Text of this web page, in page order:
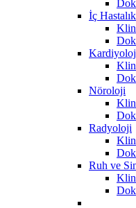
İç
Nöroloji
Radyoloji
Ruh ve